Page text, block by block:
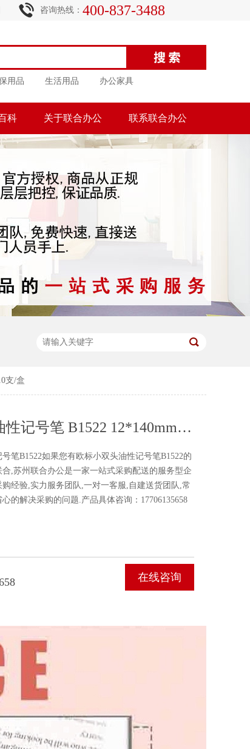
咨询热线： 400-837-3488
用品 生活用品 办公家具
科 关于联合办公 联系联合办公
支/盒
欧标 小双头油性记号笔 B1522 12*140mm 笔幅1.8mm/0.7mm 双头 10支/盒
B1522如果您有欧标小双头油性记号笔B1522的
,苏州联合办公是一家一站式采购配送的服务型企
经验,实力服务团队,一对一客服,自建送货团队,常
的解决采购的问题.产品具体咨询：17706135658
在线咨询